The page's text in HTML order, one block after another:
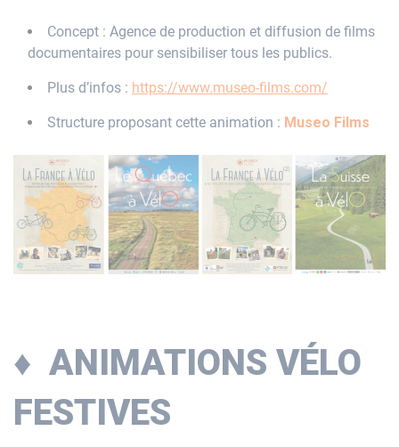
Concept : Agence de production et diffusion de films
documentaires pour sensibiliser tous les publics.
Plus d’infos : https://www.museo-films.com/
Structure proposant cette animation : Museo Films
♦ ANIMATIONS VÉLO
FESTIVES